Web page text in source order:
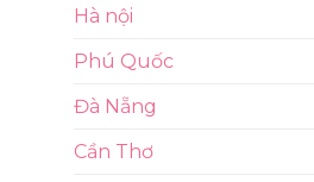
Hà nội
Phú Quốc
Đà Nẵng
Cần Thơ